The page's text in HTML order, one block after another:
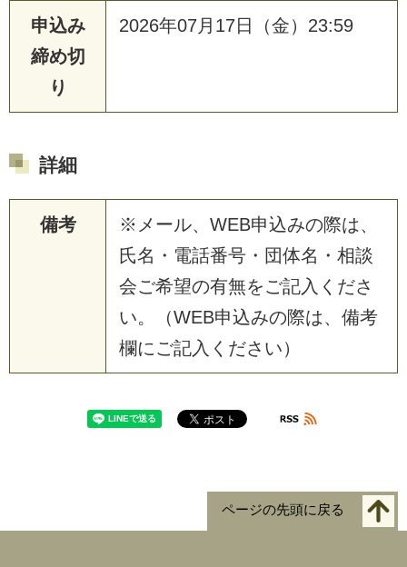
申込み
締め切
り
2026年07月17日（金）23:59
詳細
備考
※メール、WEB申込みの際は、
氏名・電話番号・団体名・相談
会ご希望の有無をご記入くださ
い。（WEB申込みの際は、備考
欄にご記入ください）
ページの先頭に戻る